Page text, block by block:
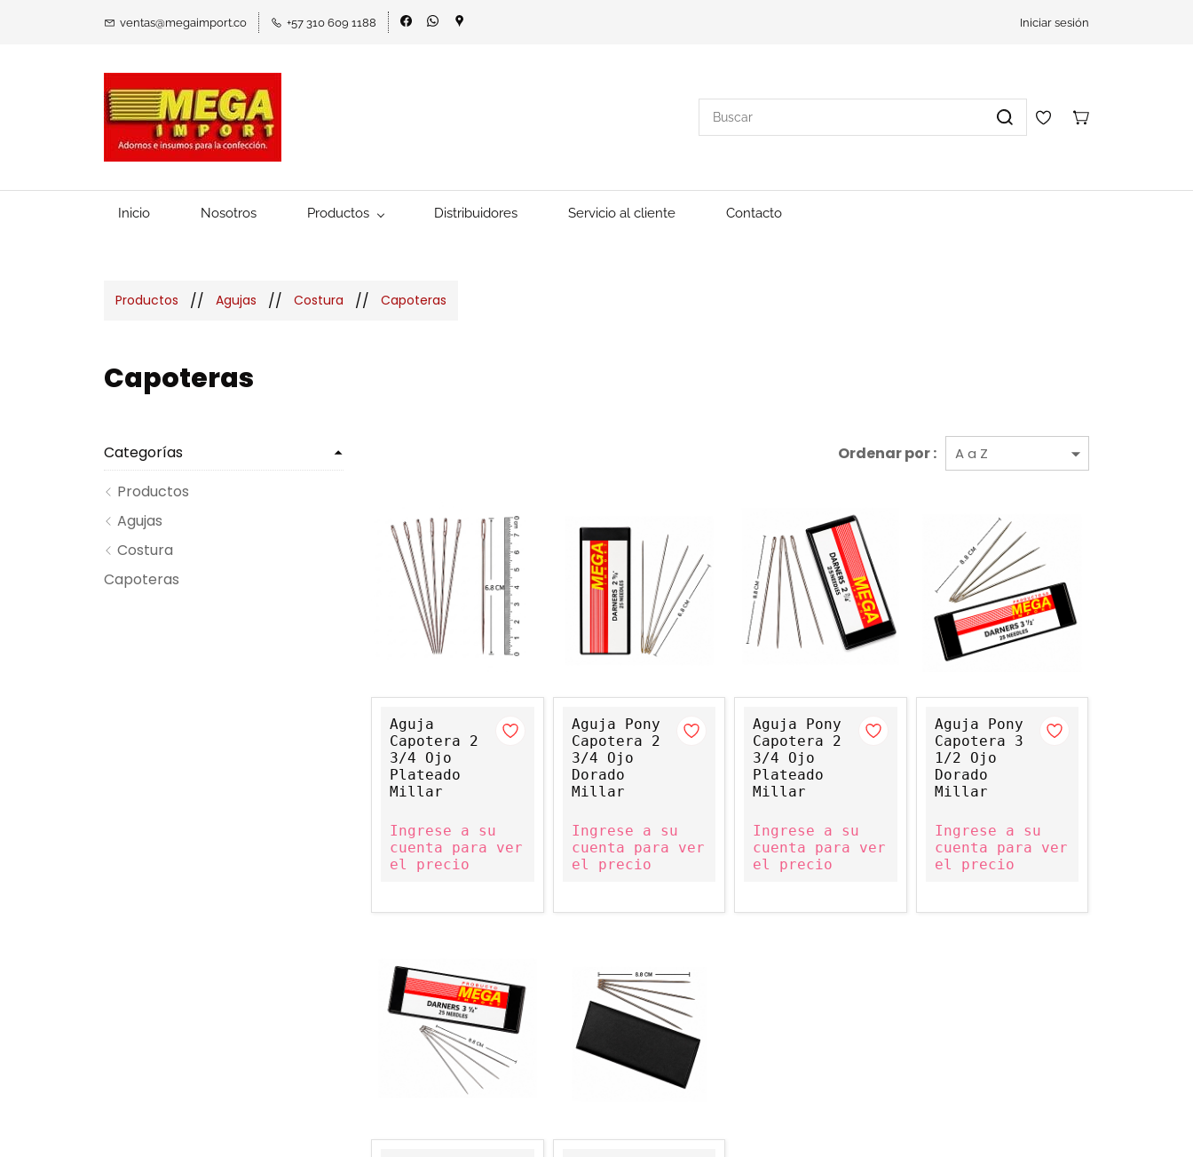
ventas@megaimport.co +57 310 609 1188 Iniciar sesión
Inicio Nosotros Productos Distribuidores Servicio al cliente Contacto
Productos // Agujas // Costura // Capoteras
Capoteras
Categorías
Productos
Agujas
Costura
Capoteras
Ordenar por :
Aguja
Capotera 2
3/4 Ojo
Plateado
Millar
Ingrese a su
cuenta para ver
el precio
Aguja Pony
Capotera 2
3/4 Ojo
Dorado
Millar
Ingrese a su
cuenta para ver
el precio
Aguja Pony
Capotera 2
3/4 Ojo
Plateado
Millar
Ingrese a su
cuenta para ver
el precio
Aguja Pony
Capotera 3
1/2 Ojo
Dorado
Millar
Ingrese a su
cuenta para ver
el precio